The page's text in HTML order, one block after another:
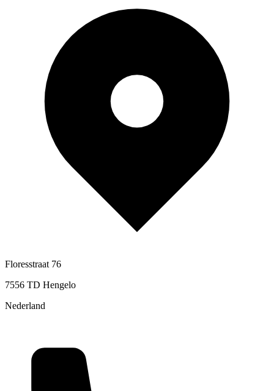
Floresstraat 76
7556 TD Hengelo
Nederland